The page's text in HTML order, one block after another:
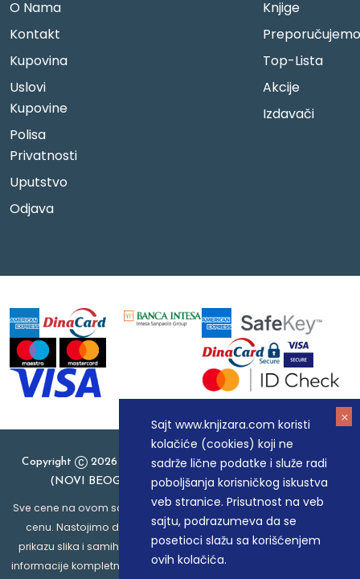
Sajt www.knjizara.com koristi
kolačiće (cookies) koji ne
sadrže lične podatke i služe radi
poboljšanja korisničkog iskustva
veb stranice. Prisutnost na veb
sajtu, podrazumeva da se
posetioci slažu sa korišćenjem
ovih kolačića.
O Nama
Kontakt
Kupovina
Uslovi
Kupovine
Polisa
Privatnosti
Uputstvo
Odjava
Knjige
Preporučujemo
Top-Lista
Akcije
Izdavači
Copyright
2026 Knjizara.com - MAKART DOO BEOGRAD
(NOVI BEOGRAD), PIB: 105184104, MB: 20337524
Sve cene na ovom sajtu iskazane su u dinarima. PDV je uračunat u
cenu. Nastojimo da budemo što precizniji u opisu proizvoda,
prikazu slika i samih cena, ali ne možemo garantovati da su sve
informacije kompletne i bez grešaka. Svi artikli prikazani na sajtu su